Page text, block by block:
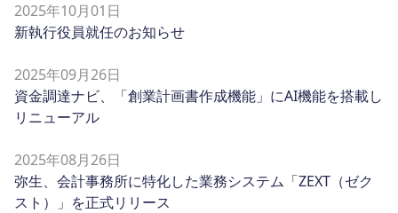
2025年10月01日
新執行役員就任のお知らせ
2025年09月26日
資金調達ナビ、「創業計画書作成機能」にAI機能を搭載し
リニューアル
2025年08月26日
弥生、会計事務所に特化した業務システム「ZEXT（ゼク
スト）」を正式リリース